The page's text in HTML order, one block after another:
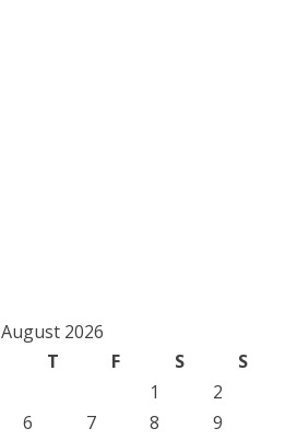
August 2026
T F S
S
1
2
6 7 8
9